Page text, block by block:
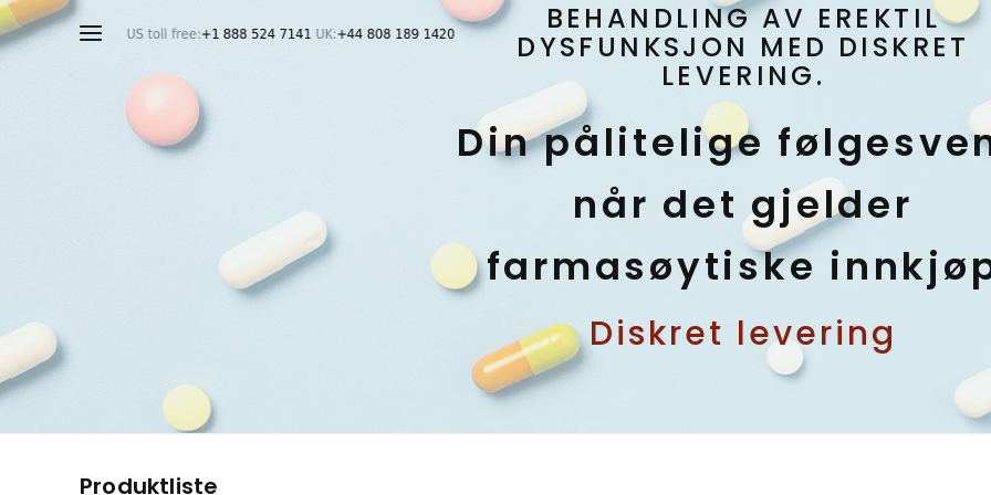
BEHANDLING AV EREKTIL
DYSFUNKSJON MED DISKRET
LEVERING.
Din pålitelige
når det gjelder
farmasøytiske
Diskret levering
Produktliste